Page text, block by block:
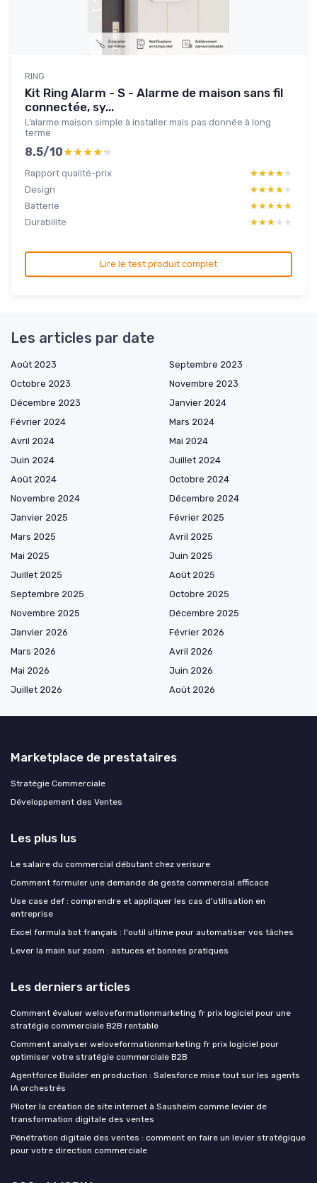
RING
Kit Ring Alarm - S - Alarme de maison sans fil
connectée, sy...
L’alarme maison simple à installer mais pas donnée à long
terme
8.5/10★★★★★
★★★★★
Rapport qualité-prix ★★★★★
★★★★★
Design
★★★★★
★★★★★
Batterie
★★★★★
★★★★★
Durabilite
★★★★★
★★★★★
Lire le test produit complet
Les articles par date
Août 2023
Septembre 2023
Octobre 2023
Novembre 2023
Décembre 2023
Janvier 2024
Février 2024
Mars 2024
Avril 2024
Mai 2024
Juin 2024
Juillet 2024
Août 2024
Octobre 2024
Novembre 2024
Décembre 2024
Janvier 2025
Février 2025
Mars 2025
Avril 2025
Mai 2025
Juin 2025
Juillet 2025
Août 2025
Septembre 2025
Octobre 2025
Novembre 2025
Décembre 2025
Janvier 2026
Février 2026
Mars 2026
Avril 2026
Mai 2026
Juin 2026
Juillet 2026
Août 2026
Marketplace de prestataires
Stratégie Commerciale
Développement des Ventes
Les plus lus
Le salaire du commercial débutant chez verisure
Comment formuler une demande de geste commercial efficace
Use case def : comprendre et appliquer les cas d'utilisation en
entreprise
Excel formula bot français : l'outil ultime pour automatiser vos tâches
Lever la main sur zoom : astuces et bonnes pratiques
Les derniers articles
Comment évaluer weloveformationmarketing fr prix logiciel pour une
stratégie commerciale B2B rentable
Comment analyser weloveformationmarketing fr prix logiciel pour
optimiser votre stratégie commerciale B2B
Agentforce Builder en production : Salesforce mise tout sur les agents
IA orchestrés
Piloter la création de site internet à Sausheim comme levier de
transformation digitale des ventes
Pénétration digitale des ventes : comment en faire un levier stratégique
pour votre direction commerciale